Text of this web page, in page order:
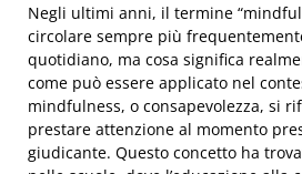
Negli ultimi anni, il termine
circolare sempre più
quotidiano, ma cosa significa
come può essere applicato nel
mindfulness, o consapevolezza, si
prestare attenzione al momento
giudicante. Questo concetto ha